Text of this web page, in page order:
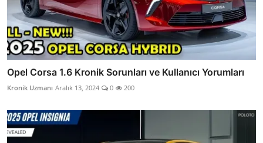
Opel Corsa 1.6 Kronik Sorunları ve Kullanıcı Yorumları
Kronik Uzmanı Aralık 13, 2024 0 200